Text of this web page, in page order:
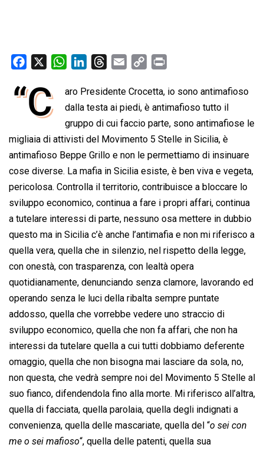
c
e
o
o
k
W
a
t
s
A
p
p
n
k
e
d
I
n
r
e
a
d
s
a
i
l
p
y
L
i
n
k
i
n
t
“C
aro Presidente Crocetta, io sono antimafioso
dalla testa ai piedi, è antimafioso tutto il
gruppo di cui faccio parte, sono antimafiose le
migliaia di attivisti del Movimento 5 Stelle in Sicilia, è
antimafioso Beppe Grillo e non le permettiamo di insinuare
cose diverse. La mafia in Sicilia esiste, è ben viva e vegeta,
pericolosa. Controlla il territorio, contribuisce a bloccare lo
sviluppo economico, continua a fare i propri affari, continua
a tutelare interessi di parte, nessuno osa mettere in dubbio
questo ma in Sicilia c’è anche l’antimafia e non mi riferisco a
quella vera, quella che in silenzio, nel rispetto della legge,
con onestà, con trasparenza, con lealtà opera
quotidianamente, denunciando senza clamore, lavorando ed
operando senza le luci della ribalta sempre puntate
addosso, quella che vorrebbe vedere uno straccio di
sviluppo economico, quella che non fa affari, che non ha
interessi da tutelare quella a cui tutti dobbiamo deferente
omaggio, quella che non bisogna mai lasciare da sola, no,
non questa, che vedrà sempre noi del Movimento 5 Stelle al
suo fianco, difendendola fino alla morte. Mi riferisco all’altra,
quella di facciata, quella parolaia, quella degli indignati a
convenienza, quella delle mascariate, quella del “o sei con
me o sei mafioso“, quella delle patenti, quella sua